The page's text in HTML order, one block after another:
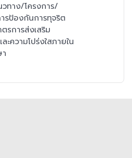
วทาง/โครงการ/
รป้องกันการทุจริต
รการส่งเสริม
ะความโปร่งใสภายใน